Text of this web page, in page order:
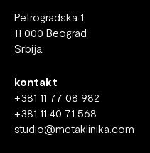
Petrogradska 1,
11 000 Beograd
Srbija
kontakt
+381 11 77 08 982
+381 11 40 71 568
studio@metaklinika.com